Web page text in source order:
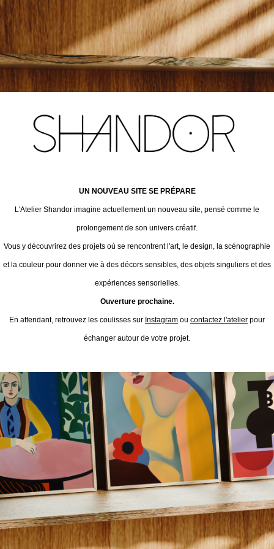
UN NOUVEAU SITE SE PRÉPARE
L'Atelier Shandor imagine actuellement un nouveau site, pensé comme le
prolongement de son univers créatif.
Vous y découvrirez des projets où se rencontrent l'art, le design, la scénographie
et la couleur pour donner vie à des décors sensibles, des objets singuliers et des
expériences sensorielles.
Ouverture prochaine.
En attendant, retrouvez les coulisses sur Instagram ou contactez l'atelier pour
échanger autour de votre projet.